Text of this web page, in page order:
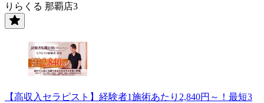
りらくる 那覇店3
【高収入セラピスト】経験者1施術あたり2,840円～！最短3